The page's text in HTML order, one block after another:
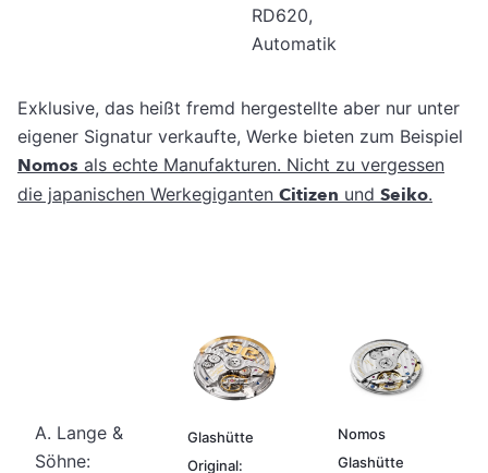
RD620,
Automatik
Exklusive, das heißt fremd hergestellte aber nur unter
eigener Signatur verkaufte, Werke bieten zum Beispiel
Nomos als echte Manufakturen. Nicht zu vergessen
die japanischen Werkegiganten Citizen und Seiko.
A. Lange &
Söhne:
Glashütte
Original:
Nomos
Glashütte